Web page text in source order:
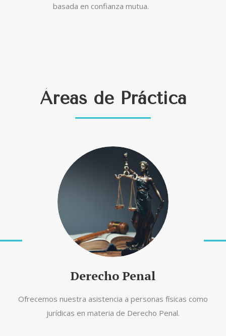
basada en confianza mutua.
Áreas de Práctica
Derecho Penal
Ofrecemos nuestra asistencia a personas físicas como
jurídicas en materia de Derecho Penal.